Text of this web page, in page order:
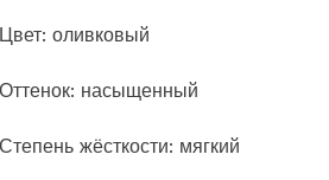
Цвет: оливковый
Оттенок: насыщенный
Степень жёсткости: мягкий